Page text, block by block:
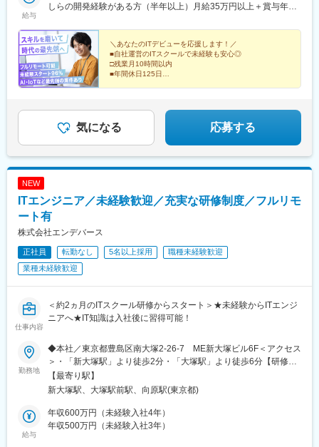
煙☆在宅勤務や完全在宅（フルリモート）、リモートワークも相
給与
しらの開発経験がある方（半年以上）月給35万円以上＋賞与年2
には一律支給の住宅手当2万円を含みます。※残業代は全額支給※
試用期間6カ月あり（期間中は月給23万円以上で、その他の待遇
に変更なし）☆経験がある方は、現職・前職給与を考慮して月給
を決定します。☆明確な評価制度あるため、個人の頑張りに応じ
て評価します。【年収例】年収600万円（未経験入社4年）年収
＼あなたのITデビューを応援します！／
■自社運営のITスクールで未経験も安心◎
□残業月10時間以内
■年間休日125日
■ゆくゆくは年収600万円も目指せる
気になる 応募する
NEW
ITエンジニア／未経験歓迎／充実な研修制度／フルリモ
ート有
株式会社エンデバース
正社員 転勤なし 5名以上採用
職種未経験歓迎
業種未経験歓迎
仕事内容
＜約2ヵ月のITスクール研修からスタート＞★未経験からITエンジ
ニアへ★IT知識は入社後に習得可能！
勤務地
◆本社／東京都豊島区南大塚2-26-7 ME新大塚ビル6F＜アクセス
＞・「新大塚駅」より徒歩2分・「大塚駅」より徒歩6分【研修後
のプロジェクト先】◆フルリモート、もしくは東京23区を中心と
した東京・神奈川・千葉・埼玉・札幌・仙台・名古屋・大阪・福
カオフィスです。※敷地内全面禁煙☆在宅勤務や完全在宅（フルリ
モート）、リモートワークも相談可能です！
【最寄り駅】
新大塚駅、大塚駅前駅、向原駅(東京都)
給与
年収600万円（未経験入社4年）
年収500万円（未経験入社3年）